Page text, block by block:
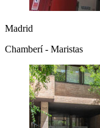
Madrid
Chamberí - Maristas